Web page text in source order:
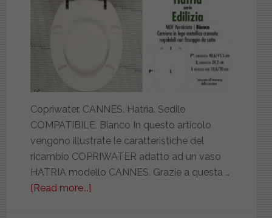
Copriwater. CANNES. Hatria. Sedile
COMPATIBILE. Bianco In questo articolo
vengono illustrate le caratteristiche del
ricambio COPRIWATER adatto ad un vaso
HATRIA modello CANNES. Grazie a questa …
[Read more...]